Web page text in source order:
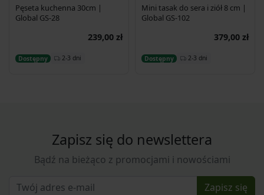
Pęseta kuchenna 30cm |
Global GS-28
239,00 zł
Dostępny 2-3 dni
Dodaj do koszyka
Mini tasak do sera i ziół 8 cm |
Global GS-102
379,00 zł
Dostępny 2-3 dni
Dodaj do koszyka
Zapisz się do newslettera
Bądź na bieżąco z promocjami i nowościami
Zapisz się